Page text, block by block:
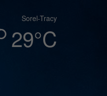
Sorel-Tracy
29°C